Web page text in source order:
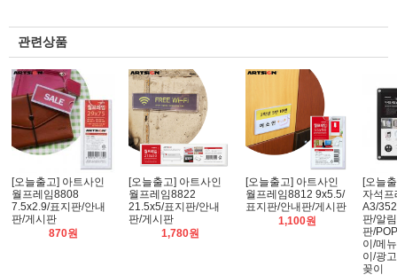
관련상품
[오늘출고] 아트사인
월프레임8808
7.5x2.9/표지판/안내
판/게시판
870원
[오늘출고] 아트사인
월프레임8822
21.5x5/표지판/안내
판/게시판
1,780원
[오늘출고] 아트사인
월프레임8812 9x5.5/
표지판/안내판/게시판
1,100원
[오늘
자석프
A3/
판/알
판/
이/메
이/광
꽂이